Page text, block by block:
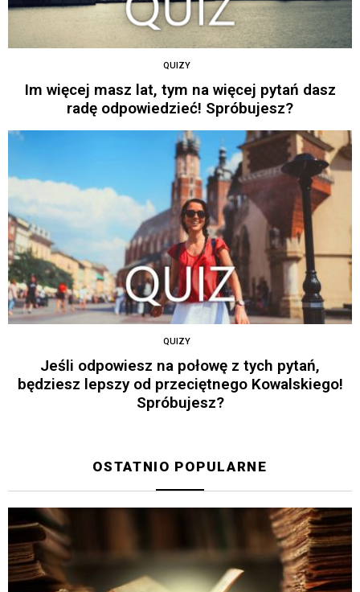
QUIZY
Im więcej masz lat, tym na więcej pytań dasz
radę odpowiedzieć! Spróbujesz?
QUIZY
Jeśli odpowiesz na połowę z tych pytań,
będziesz lepszy od przeciętnego Kowalskiego!
Spróbujesz?
OSTATNIO POPULARNE